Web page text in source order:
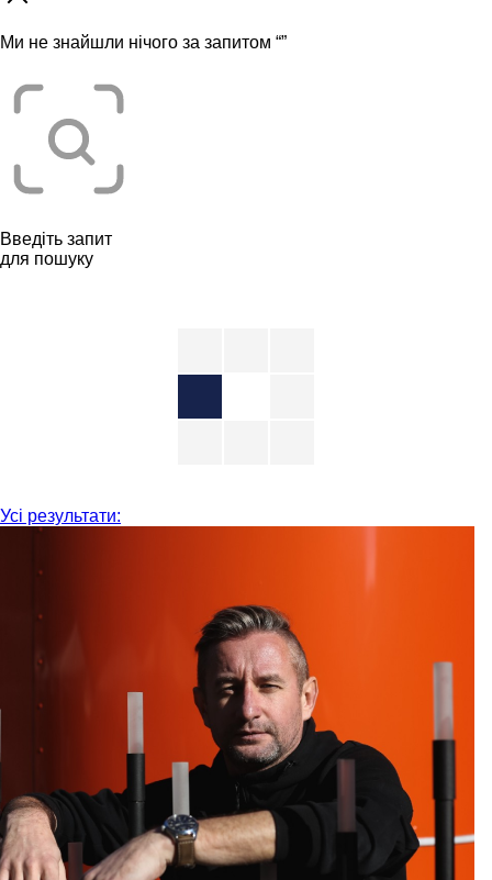
Ми не знайшли нічого за запитом “”
Введіть запит
для пошуку
Усі результати: